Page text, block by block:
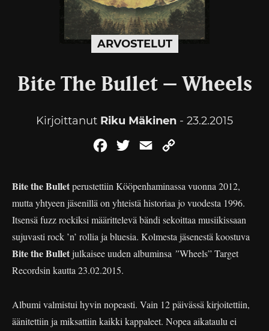
ARVOSTELUT
Bite The Bullet – Wheels
Kirjoittanut Riku Mäkinen - 23.2.2015
FacebookTwitterEmail
Bite the Bulletperustettiin Kööpenhaminassa vuonna 2012,
mutta yhtyeen jäsenillä on yhteistä historiaa jo vuodesta 1996.
Itsensä fuzz rockiksi määrittelevä bändi sekoittaa musiikissaan
sujuvasti rock ’n’ rollia ja bluesia. Kolmesta jäsenestä koostuva
Bite the Bulletjulkaisee uuden albuminsa ”Wheels” Target
Recordsin kautta 23.02.2015.
Albumi valmistui hyvin nopeasti. Vain 12 päivässä kirjoitettiin,
äänitettiin ja miksattiin kaikki kappaleet. Nopea aikataulu ei